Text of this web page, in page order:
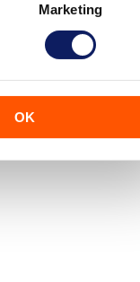
Marketing
OK